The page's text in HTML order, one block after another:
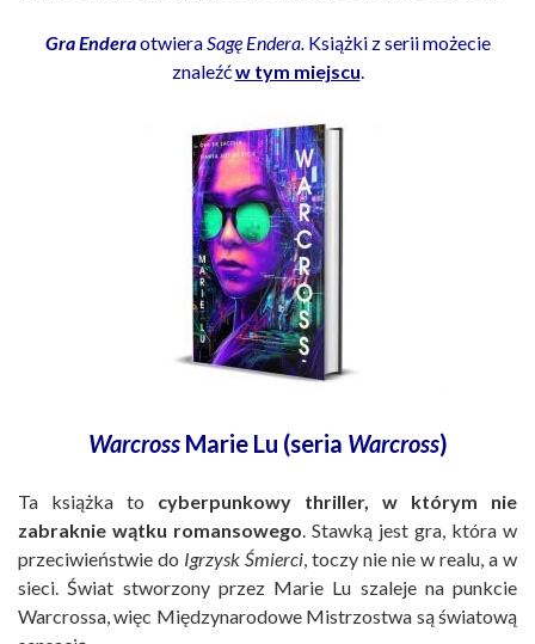
Gra Enderaotwiera Sagę Endera. Książki z serii możecie
znaleźćw tym miejscu
WarcrossMarie Lu (seria Warcross)
Ta książka to cyberpunkowy thriller, w którym nie
zabraknie wątku romansowego . Stawką jest gra, która w
przeciwieństwie do Igrzysk Śmierci , toczy nie nie w realu, a w
sieci. Świat stworzony przez Marie Lu szaleje na punkcie
Warcrossa, więc Międzynarodowe Mistrzostwa są światową